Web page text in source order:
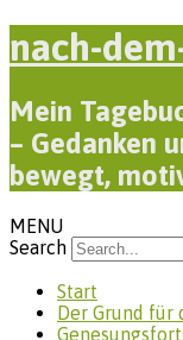
nach-
Mein
– Gedanken
bewegt,
MENU
Search
Start
Der Grund für